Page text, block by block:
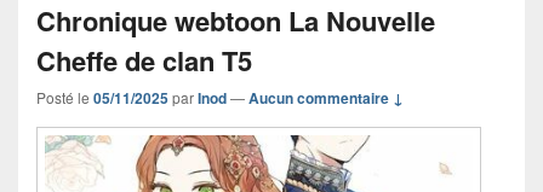
Chronique webtoon La Nouvelle
Cheffe de clan T5
Posté le 05/11/2025parInod—Aucun commentaire ↓